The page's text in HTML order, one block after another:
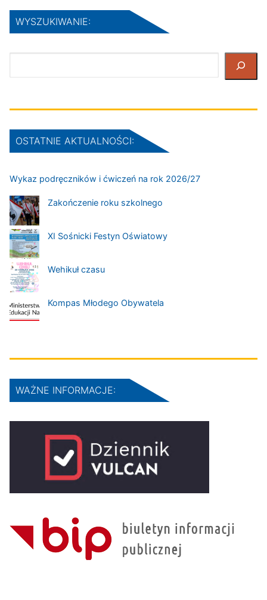
WYSZUKIWANIE:
OSTATNIE AKTUALNOŚCI:
Wykaz podręczników i ćwiczeń na rok 2026/27
Zakończenie roku szkolnego
XI Sośnicki Festyn Oświatowy
Wehikuł czasu
Kompas Młodego Obywatela
WAŻNE INFORMACJE: